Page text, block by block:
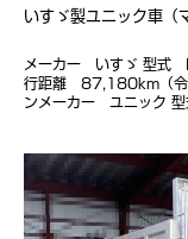
いすゞ製ユニック車（
メーカー いすゞ 型式
行距離 87,180km（
ンメーカー ユニック